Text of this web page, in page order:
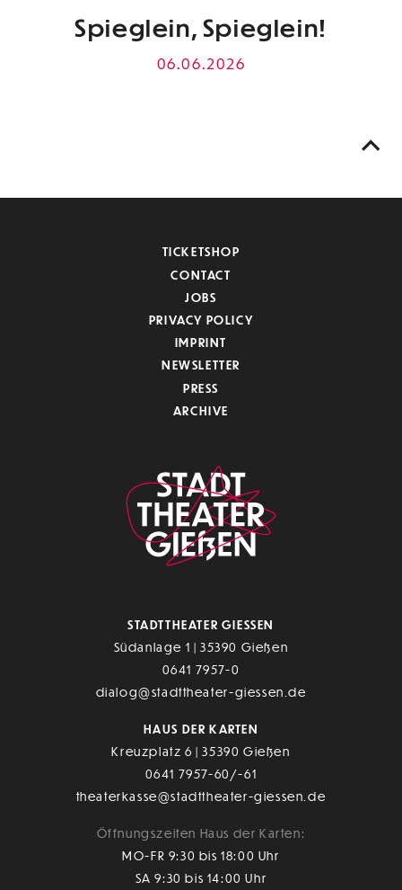
Spieglein, Spieglein!
06.06.2026
TICKETSHOP
CONTACT
JOBS
PRIVACY POLICY
IMPRINT
NEWSLETTER
PRESS
ARCHIVE
STADTTHEATER GIESSEN
Südanlage 1 | 35390 Gießen
0641 7957-0
dialog@stadttheater-giessen.de
HAUS DER KARTEN
Kreuzplatz 6 | 35390 Gießen
0641 7957-60/-61
theaterkasse@stadttheater-giessen.de
Öffnungszeiten Haus der Karten:
MO-FR 9:30 bis 18:00 Uhr
SA 9:30 bis 14:00 Uhr